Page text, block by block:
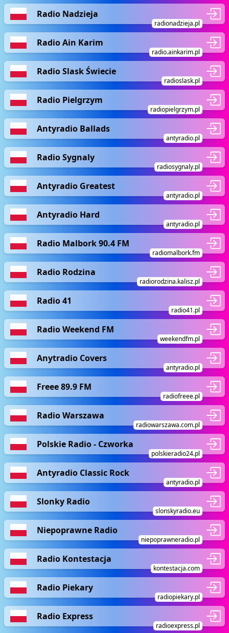
Radio Nadzieja
radionadzieja.pl
Radio Ain Karim
radio.ainkarim.pl
Radio Slask Świecie
radioslask.pl
Radio Pielgrzym
radiopielgrzym.pl
Antyradio Ballads
antyradio.pl
Radio Sygnaly
radiosygnaly.pl
Antyradio Greatest
antyradio.pl
Antyradio Hard
antyradio.pl
Radio Malbork 90.4 FM
radiomalbork.fm
Radio Rodzina
radiorodzina.kalisz.pl
Radio 41
radio41.pl
Radio Weekend FM
weekendfm.pl
Anytradio Covers
antyradio.pl
Freee 89.9 FM
radiofreee.pl
Radio Warszawa
radiowarszawa.com.pl
Polskie Radio - Czworka
polskieradio24.pl
Antyradio Classic Rock
antyradio.pl
Slonky Radio
slonskyradio.eu
Niepoprawne Radio
niepoprawneradio.pl
Radio Kontestacja
kontestacja.com
Radio Piekary
radiopiekary.pl
Radio Express
radioexpress.pl